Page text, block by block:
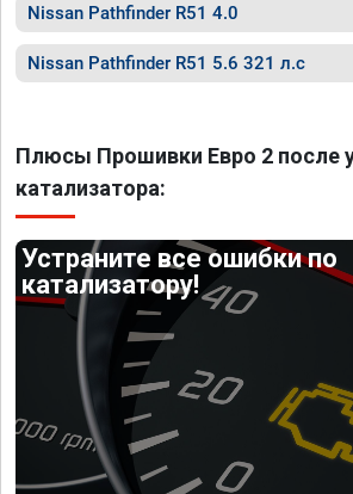
Nissan Pathfinder R51 4.0
Nissan Pathfinder R51 5.6 321 л.с
Плюсы Прошивки Евро 2 после
катализатора:
Устраните все ошибки по
катализатору!